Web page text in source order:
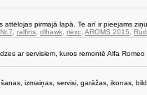
attēlojas pirmajā lapā. Te arī ir pieejams
Nr.7 ralfins dlhawk riexc AROMS 2015
ar servisiem, kuros remontē Alfa Romeo
izmaiņas, servisi, garāžas, ikonas,